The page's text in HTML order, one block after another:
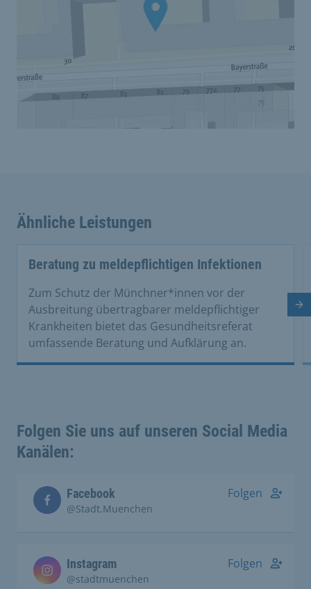
Ähnliche Leistungen
Beratung zu meldepflichtigen Infektionen
Zum Schutz der Münchner*innen vor der
Ausbreitung übertragbarer meldepflichtiger
Krankheiten bietet das Gesundheitsreferat
umfassende Beratung und Aufklärung an.
Folgen Sie uns auf unseren Social Media
Kanälen:
Facebook
@Stadt.Muenchen
Folgen
Instagram
@stadtmuenchen
Folgen